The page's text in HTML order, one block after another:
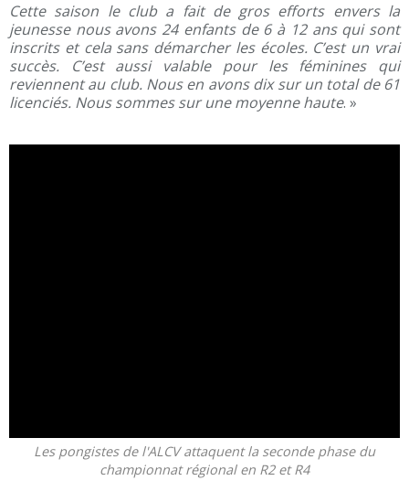
Cette saison le club a fait de gros efforts envers la
jeunesse nous avons 24 enfants de 6 à 12 ans qui sont
inscrits et cela sans démarcher les écoles. C’est un vrai
succès. C’est aussi valable pour les féminines qui
reviennent au club. Nous en avons dix sur un total de 61
licenciés. Nous sommes sur une moyenne haute. »
Les pongistes de l'ALCV attaquent la seconde phase du
championnat régional en R2 et R4